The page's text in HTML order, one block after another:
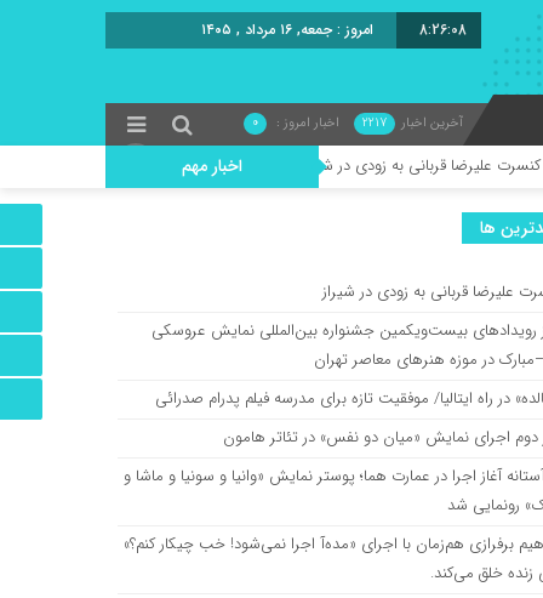
8:26:09 امروز : جمعه, ۱۶ مرداد , ۱۴۰۵
آخرین اخبار 2217 اخبار امروز : 0
اخبار مهم به زودی در شیراز
جشنواره بین‌المللی نمایش عروسکی تهران–مبارک در موزه هنرهای معاصر
موفقیت تازه برای مدرسه فیلم پدرام صدرائی
«میان دو نفس» در تئاتر هامون
در عمارت هما؛ پوستر نمایش «وانیا و سونیا و ماشا و اسپایک» رونمایی شد
با اجرای «مده‌آ اجرا نمی‌شود! خب چیکار کنم؟» نقاشی زنده خلق می‌کند.
ها
علیرضا قربانی به زودی در شیراز
رویدادهای بیست‌ویکمین جشنواره بین‌المللی نمایش عروسکی
در موزه هنرهای معاصر تهران
در راه ایتالیا/ موفقیت تازه برای مدرسه فیلم پدرام صدرائی
دوم اجرای نمایش «میان دو نفس» در تئاتر هامون
آغاز اجرا در عمارت هما؛ پوستر نمایش «وانیا و سونیا و ماشا و
رونمایی شد
برفرازی هم‌زمان با اجرای «مده‌آ اجرا نمی‌شود! خب چیکار کنم؟»
زنده خلق می‌کند.